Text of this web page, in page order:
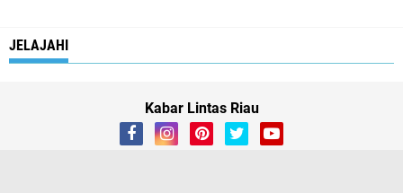
JELAJAHI
Kabar Lintas Riau